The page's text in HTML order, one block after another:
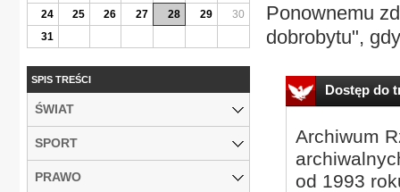
Ponownemu
dobrobytu",
Dostęp do
Archiwum
od 1993
24
25 26 27 28 29
30
31
SPIS TREŚCI
ŚWIAT
SPORT
PRAWO